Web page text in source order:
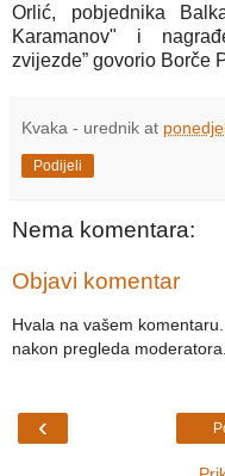
Orlić, pobjednika
Karamanov" i
zvijezde” govorio Borče
Kvaka - urednik at
Podijeli
Nema komentara:
Objavi komentar
Hvala na vašem
nakon pregleda moderatora.
‹